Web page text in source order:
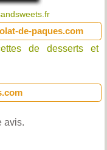
de-paques.com
de desserts et
avis.